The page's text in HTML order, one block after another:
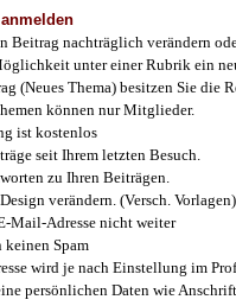
Beitrag nachträglich verändern
unter einer Rubrik ein
(Neues Thema) besitzen Sie die
können nur Mitglieder.
ist kostenlos
seit Ihrem letzten Besuch.
zu Ihren Beiträgen.
verändern. (Versch. Vorlagen)
Mail-Adresse nicht weiter
keinen Spam
wird je nach Einstellung im
persönlichen Daten wie